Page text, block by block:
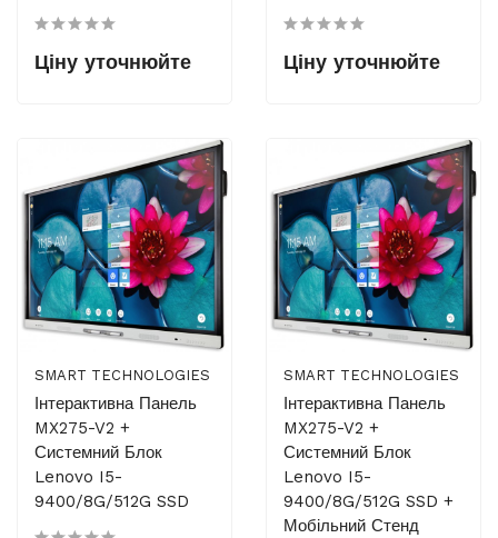
Ціну уточнюйте Ціну уточнюйте
SMART TECHNOLOGIES
Інтерактивна Панель
MX275-V2 +
Системний Блок
Lenovo I5-
9400/8G/512G SSD
SMART TECHNOLOGIES
Інтерактивна Панель
MX275-V2 +
Системний Блок
Lenovo I5-
9400/8G/512G SSD +
Мобільний Стенд